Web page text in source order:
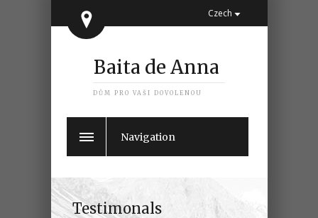
Czech
Baita de Anna
DŮM PRO VAŠI DOVOLENOU
Navigation
Testimonals